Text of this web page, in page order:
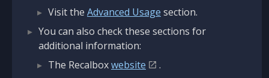
Visit the Advanced Usage section.
You can also check these sections for
additional information:
The Recalboxwebsite
.